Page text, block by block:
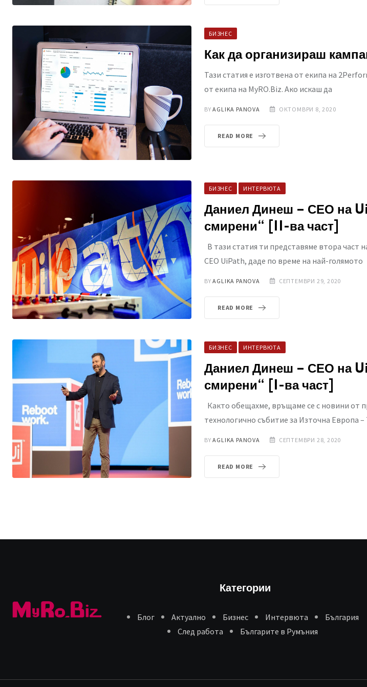
БИЗНЕС
Как да организираш
Тази статия е изготвена от екипа на
от екипа на MyRO.Biz. Ако искаш да
BYAGLIKA PANOVA ОКТОМВРИ 8, 2020
READ MORE
БИЗНЕС ИНТЕРВЮТА
Даниел Динеш – СЕО на
смирени“ [II-ва част]
В тази статия ти представяме втора
CEO UiPath, даде по време на най-голямото
BYAGLIKA PANOVA СЕПТЕМВРИ 29, 2020
READ MORE
БИЗНЕС ИНТЕРВЮТА
Даниел Динеш – СЕО на
смирени“ [I-ва част]
Както обещахме, връщаме се с новини от
технологично събитие за Източна Европа –
BYAGLIKA PANOVA СЕПТЕМВРИ 28, 2020
READ MORE
Категории
Блог Aктуално Бизнес Интервюта
България
След работа
Българите в Румъния